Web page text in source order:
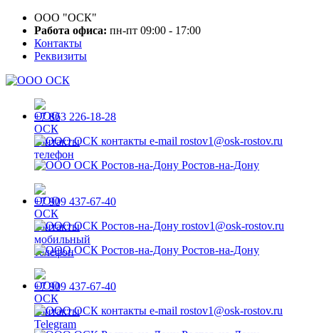
ООО "ОСК"
Работа офиса: пн-пт 09:00 - 17:00
Контакты
Реквизиты
+7 863 226-18-28
rostov1@osk-rostov.ru
Ростов-на-Дону
+7 909 437-67-40
rostov1@osk-rostov.ru
Ростов-на-Дону
+7 909 437-67-40
rostov1@osk-rostov.ru